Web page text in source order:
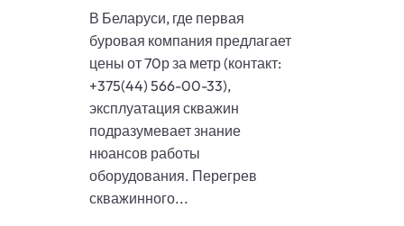
В Беларуси, где первая
буровая компания предлагает
цены от 70р за метр (контакт:
+375(44) 566-00-33),
эксплуатация скважин
подразумевает знание
нюансов работы
оборудования. Перегрев
скважинного...